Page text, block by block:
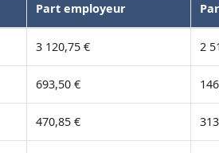
Part employeur
3 120,75 € 2
693,50 €
470,85 €